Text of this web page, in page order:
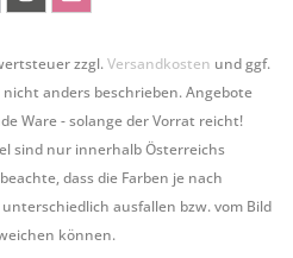
zzgl.Versandkosten und ggf.
anders beschrieben. Angebote
Ware - solange der Vorrat reicht!
sind nur innerhalb Österreichs
dass die Farben je nach
ausfallen bzw. vom Bild
können.